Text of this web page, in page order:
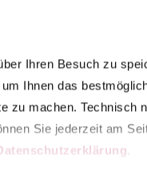
Ihren Besuch zu
Ihnen das
zu machen. Technisch
Sie jederzeit am
Ausbildung, die